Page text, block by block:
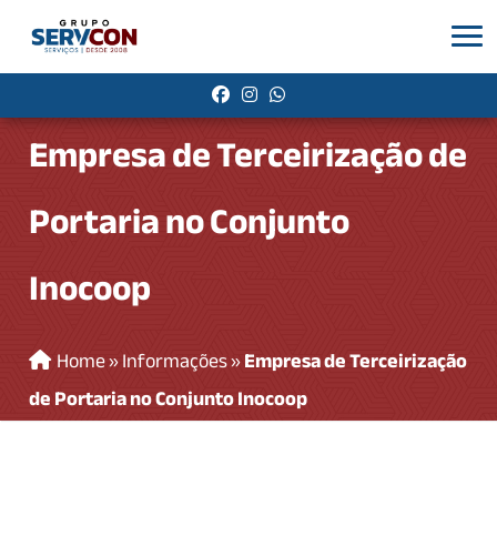
Empresa de Terceirização de
Portaria no Conjunto
Inocoop
Home»Informações»Empresa de Terceirização
de Portaria no Conjunto Inocoop